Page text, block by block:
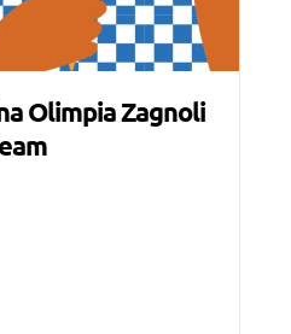
Olimpia Zagnoli